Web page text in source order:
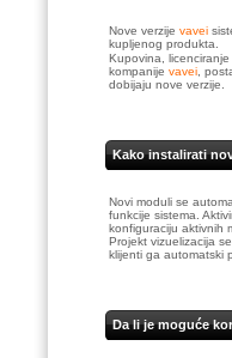
Nove verzije vavei
kupljenog produkta.
Kupovina, licenciranje
kompanije vavei ,
dobijaju nove verzije.
Kako instalirati
Novi moduli se
funkcije sistema.
konfiguraciju aktivnih
Projekt vizuelizacija
klijenti ga automatski
Da li je moguće